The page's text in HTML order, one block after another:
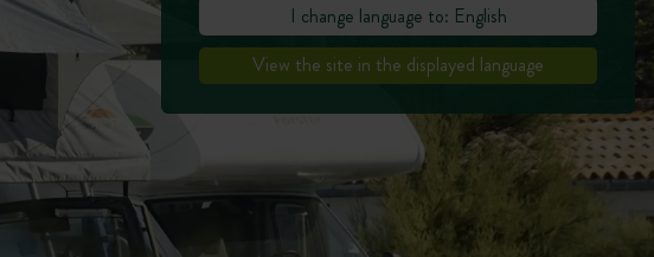
I change language to: English
View the site in the displayed language